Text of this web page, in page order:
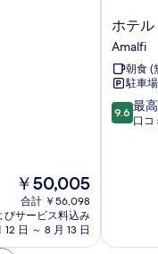
現
在
の
料
金
￥50,005
合計 ￥56,098
びサービス料込み
12 日 ～ 8 月 13 日
ホ
テ
ル
ア
マ
ル
フ
ホテル
Amalfi
朝食 (
駐車
10
段
晴
9.6 最
口コ